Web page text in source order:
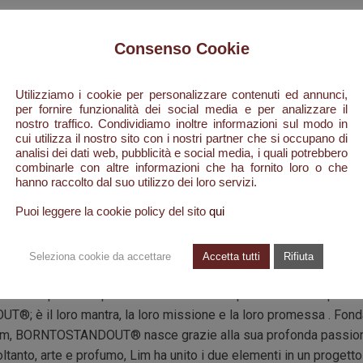
agrumi e legno di sandalo. "Un'atmosfera rinfrescante
e legno di sandalo" Anche i nostri corpi hanno bisogno
l'ambiente circostante. La texture lussuosa di avena e
idratato.
creativa di alcuni dei più importanti e conosciuti nasi
o Nathalie Lorson. All’esterno un richiamo alla tradizione
e il candore della dinastia reale Joseon. In netto
e opulente, tutte le creazioni olfattive si rivelano a una
capaci di captare le nostre fantasie più intime. “Nati per
è il loro mantra, la loro missione e la loro promessa .
BORNTOSTANDOUT® nasce grazie alla sua profonda
arte e profumo, Lim ha unito i due elementi in un
Consenso Cookie
Utilizziamo i cookie per personalizzare contenuti ed annunci,
per fornire funzionalità dei social media e per analizzare il
nostro traffico. Condividiamo inoltre informazioni sul modo in
cui utilizza il nostro sito con i nostri partner che si occupano di
analisi dei dati web, pubblicità e social media, i quali potrebbero
combinarle con altre informazioni che ha fornito loro o che
hanno raccolto dal suo utilizzo dei loro servizi.
Puoi leggere la cookie policy del sito qui
Seleziona cookie da accettare Accetta tutti Rifiuta